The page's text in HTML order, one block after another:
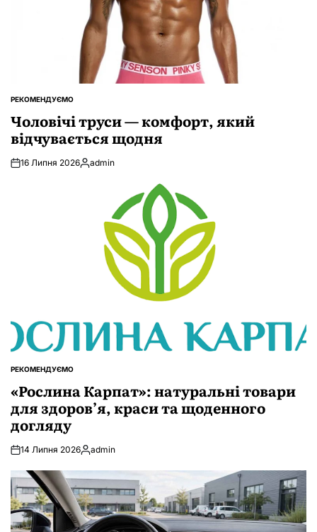
ОПУБЛІКУВАТИ
РЕКОМЕНДУЄМО
Чоловічі труси — комфорт, який
відчувається щодня
16 Липня 2026Опубліковано
admin
ОПУБЛІКУВАТИ
РЕКОМЕНДУЄМО
«Рослина Карпат»: натуральні товари
для здоров’я, краси та щоденного
догляду
14 Липня 2026Опубліковано
admin